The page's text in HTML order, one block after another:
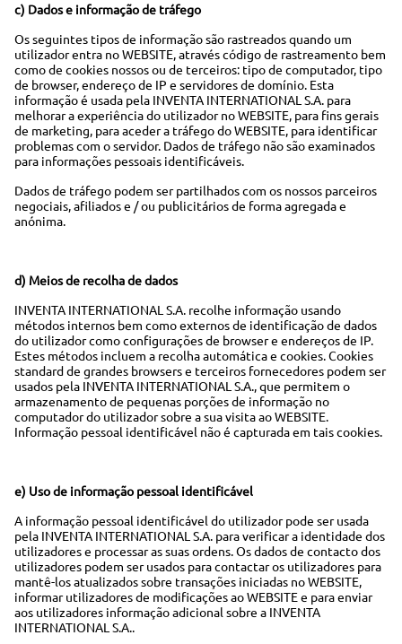
c) Dados e informação de tráfego
Os seguintes tipos de informação são rastreados quando um
utilizador entra no WEBSITE, através código de rastreamento bem
como de cookies nossos ou de terceiros: tipo de computador, tipo
de browser, endereço de IP e servidores de domínio. Esta
informação é usada pela INVENTA INTERNATIONAL S.A. para
melhorar a experiência do utilizador no WEBSITE, para fins gerais
de marketing, para aceder a tráfego do WEBSITE, para identificar
problemas com o servidor. Dados de tráfego não são examinados
para informações pessoais identificáveis.
Dados de tráfego podem ser partilhados com os nossos parceiros
negociais, afiliados e / ou publicitários de forma agregada e
anónima.
d) Meios de recolha de dados
INVENTA INTERNATIONAL S.A. recolhe informação usando
métodos internos bem como externos de identificação de dados
do utilizador como configurações de browser e endereços de IP.
Estes métodos incluem a recolha automática e cookies. Cookies
standard de grandes browsers e terceiros fornecedores podem ser
usados pela INVENTA INTERNATIONAL S.A., que permitem o
armazenamento de pequenas porções de informação no
computador do utilizador sobre a sua visita ao WEBSITE.
Informação pessoal identificável não é capturada em tais cookies.
e) Uso de informação pessoal identificável
A informação pessoal identificável do utilizador pode ser usada
pela INVENTA INTERNATIONAL S.A. para verificar a identidade dos
utilizadores e processar as suas ordens. Os dados de contacto dos
utilizadores podem ser usados para contactar os utilizadores para
mantê-los atualizados sobre transações iniciadas no WEBSITE,
informar utilizadores de modificações ao WEBSITE e para enviar
aos utilizadores informação adicional sobre a INVENTA
INTERNATIONAL S.A..